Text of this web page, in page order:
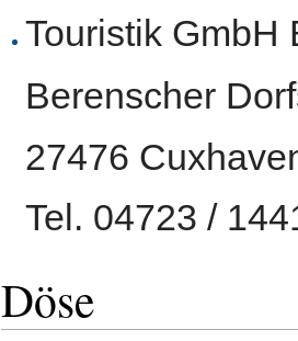
Touristik GmbH
Berenscher
27476
Tel. 04723 /
Döse